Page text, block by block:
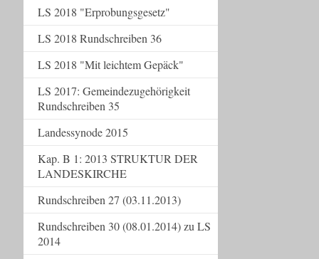
LS 2018 "Erprobungsgesetz"
LS 2018 Rundschreiben 36
LS 2018 "Mit leichtem Gepäck"
LS 2017: Gemeindezugehörigkeit
Rundschreiben 35
Landessynode 2015
Kap. B 1: 2013 STRUKTUR DER
LANDESKIRCHE
Rundschreiben 27 (03.11.2013)
Rundschreiben 30 (08.01.2014) zu LS
2014